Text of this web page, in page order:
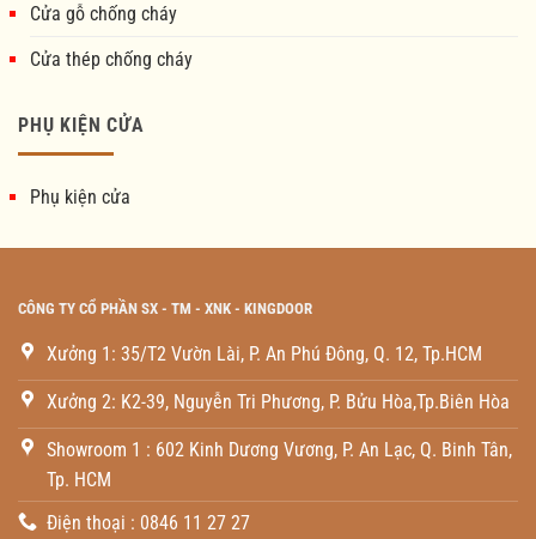
Cửa gỗ chống cháy
Cửa thép chống cháy
PHỤ KIỆN CỬA
Phụ kiện cửa
CÔNG TY CỔ PHẦN SX - TM - XNK - KINGDOOR
Xưởng 1: 35/T2 Vườn Lài, P. An Phú Đông, Q. 12, Tp.HCM
Xưởng 2: K2-39, Nguyễn Tri Phương, P. Bửu Hòa,Tp.Biên Hòa
Showroom 1 : 602 Kinh Dương Vương, P. An Lạc, Q. Binh Tân,
Tp. HCM
Điện thoại : 0846 11 27 27